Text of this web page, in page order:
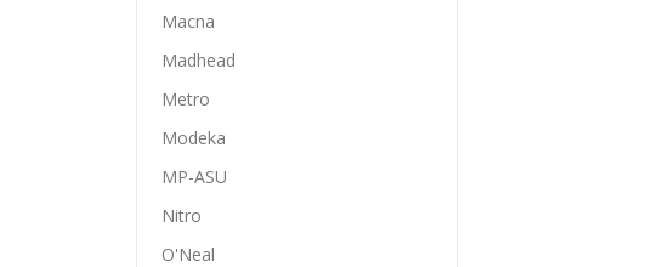
Macna
Madhead
Metro
Modeka
MP-ASU
Nitro
O'Neal